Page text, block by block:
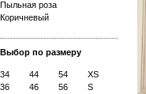
Пыльная роза
Коричневый
Выбор по размеру
34 44 54
XS
36
46 56
S